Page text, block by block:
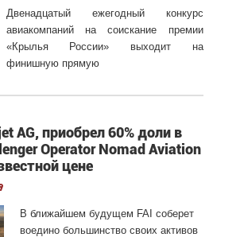
Двенадцатый ежегодный конкурс
авиакомпаний на соискание премии
«Крылья России» выходит на
финишную прямую
AG, приобрел 60% доли в
Operator Nomad Aviation
цене
В ближайшем будущем FAI соберет
воедино большинство своих активов